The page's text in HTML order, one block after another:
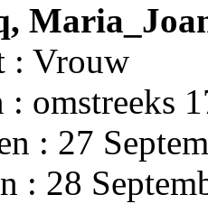
: Vrouw
: omstreeks
: 27
: 28